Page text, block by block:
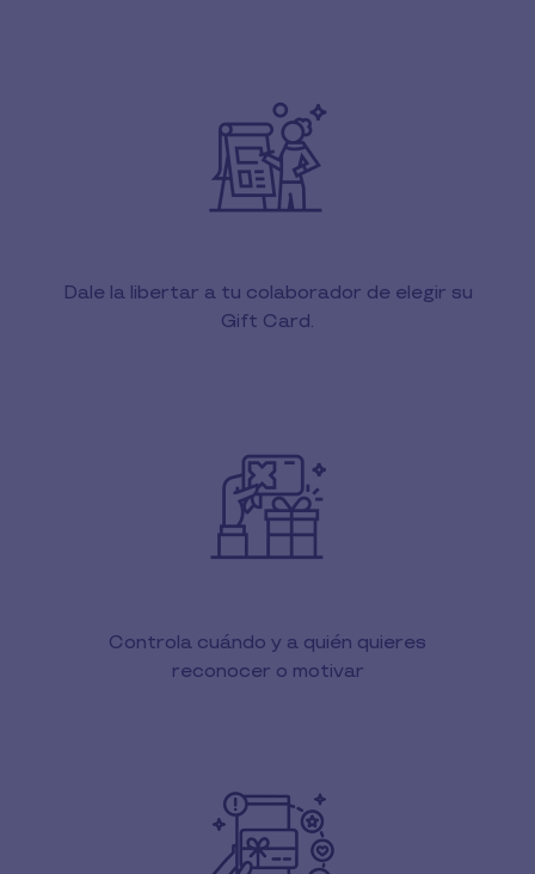
Dale la libertar a tu colaborador de elegir su
Gift Card.
Controla cuándo y a quién quieres
reconocer o motivar